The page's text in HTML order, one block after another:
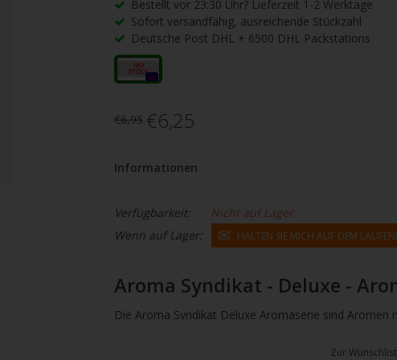
Bestellt vor 23:30 Uhr? Lieferzeit 1-2 Werktage
Sofort versandfähig, ausreichende Stückzahl
Deutsche Post DHL + 6500 DHL Packstations
10ml
0x
€6,95 €6,25
Informationen
Verfügbarkeit:
Nicht auf Lager
Wenn auf Lager:
HALTEN SIE MICH AUF DEM
Aroma Syndikat - Deluxe -
Die Aroma Syndikat Deluxe Aromaserie sind
mischen. Die
Zur